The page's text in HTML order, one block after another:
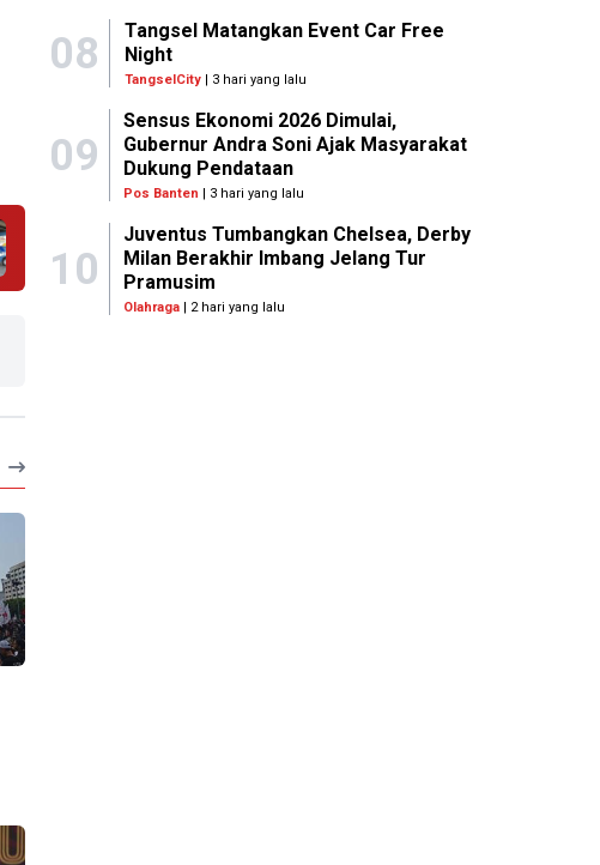
08
Tangsel Matangkan Event Car Free
Night
TangselCity| 3 hari yang lalu
09
Sensus Ekonomi 2026 Dimulai,
Gubernur Andra Soni Ajak Masyarakat
Dukung Pendataan
Pos Banten | 3 hari yang lalu
10
Juventus Tumbangkan Chelsea, Derby
Milan Berakhir Imbang Jelang Tur
Pramusim
Olahraga | 2 hari yang lalu